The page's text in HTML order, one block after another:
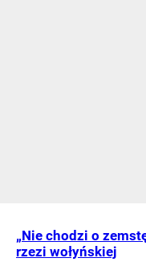
„Nie chodzi o
rzezi wołyńskiej